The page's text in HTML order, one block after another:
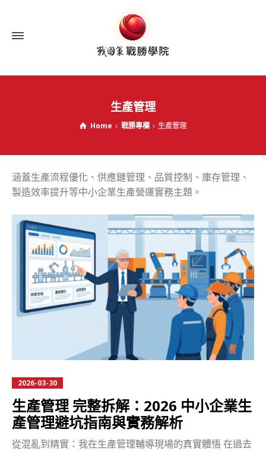
生產管理
Home 戰勝專欄 生產管理
涵蓋生產流程優化、供應鏈管理、品質控制、庫存管理、
製造效率提升等中小企業生產營運實務主題。
2026-03-30
生產管理 完整拆解：2026 中小企業生
產管理避坑指南與實務解析
從混亂到精實：我在生產管理輔導現場的真實體悟 在過去